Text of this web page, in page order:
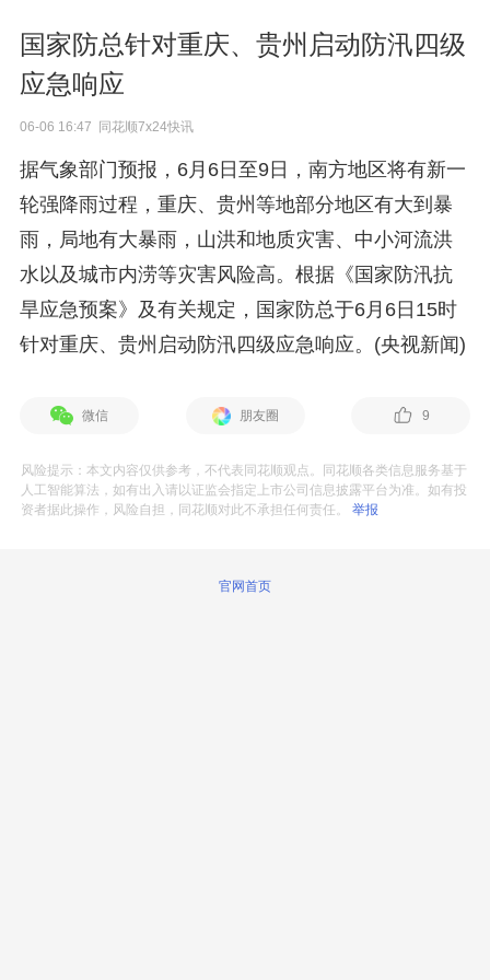
国家防总针对重庆、贵州启动防汛四级
应急响应
06-06 16:47 同花顺7x24快讯
据气象部门预报，6月6日至9日，南方地区将有新一
轮强降雨过程，重庆、贵州等地部分地区有大到暴
雨，局地有大暴雨，山洪和地质灾害、中小河流洪
水以及城市内涝等灾害风险高。根据《国家防汛抗
旱应急预案》及有关规定，国家防总于6月6日15时
针对重庆、贵州启动防汛四级应急响应。(央视新闻)
微信 朋友圈 9
风险提示：本文内容仅供参考，不代表同花顺观点。同花顺各类信息服务基于
人工智能算法，如有出入请以证监会指定上市公司信息披露平台为准。如有投
资者据此操作，风险自担，同花顺对此不承担任何责任。举报
官网首页